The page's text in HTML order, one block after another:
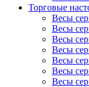
Торговые
Весы
Весы
Весы
Весы
Весы
Весы
Весы